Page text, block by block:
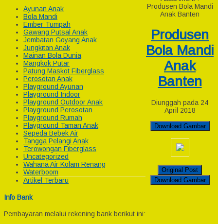
Ayunan Anak
Bola Mandi
Ember Tumpah
Gawang Putsal Anak
Jembatan Goyang Anak
Jungkitan Anak
Mainan Bola Dunia
Mangkok Putar
Patung Maskot Fiberglass
Perosotan Anak
Playground Ayunan
Playground Indoor
Playground Outdoor Anak
Playground Perosotan
Playground Rumah
Playground Taman Anak
Sepeda Bebek Air
Tangga Pelangi Anak
Terowongan Fiberglass
Uncategorized
Wahana Air Kolam Renang
Waterboom
Artikel Terbaru
Info Bank
Pembayaran melalui rekening bank berikut ini:
Produsen Bola Mandi
Anak Banten
Produsen
Bola Mandi
Anak
Banten
Diunggah pada 24
April 2018
Download Gambar
Original Post
Download Gambar